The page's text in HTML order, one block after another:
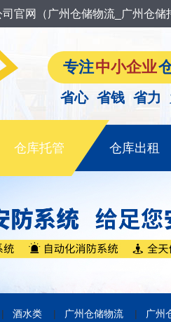
官网（广州仓储物流_广州仓
专注中小企业
省心 省钱 省力
仓库托管 仓库出租
| 酒水类 | 广州仓储物流 | 广州